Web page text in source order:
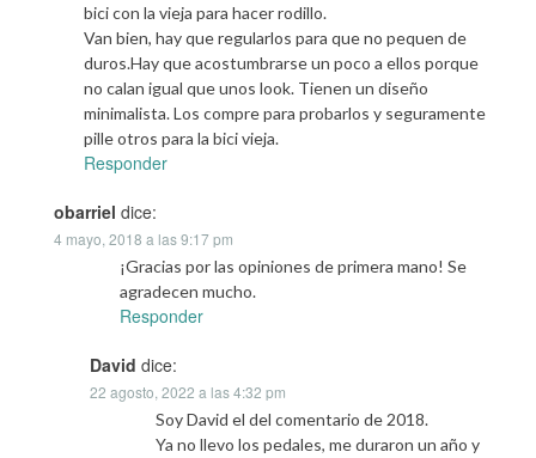
bici con la vieja para hacer rodillo.
Van bien, hay que regularlos para que no pequen de
duros.Hay que acostumbrarse un poco a ellos porque
no calan igual que unos look. Tienen un diseño
minimalista. Los compre para probarlos y seguramente
pille otros para la bici vieja.
Responder
obarriel dice:
4 mayo, 2018 a las 9:17 pm
¡Gracias por las opiniones de primera mano! Se
agradecen mucho.
Responder
David dice:
22 agosto, 2022 a las 4:32 pm
Soy David el del comentario de 2018.
Ya no llevo los pedales, me duraron un año y